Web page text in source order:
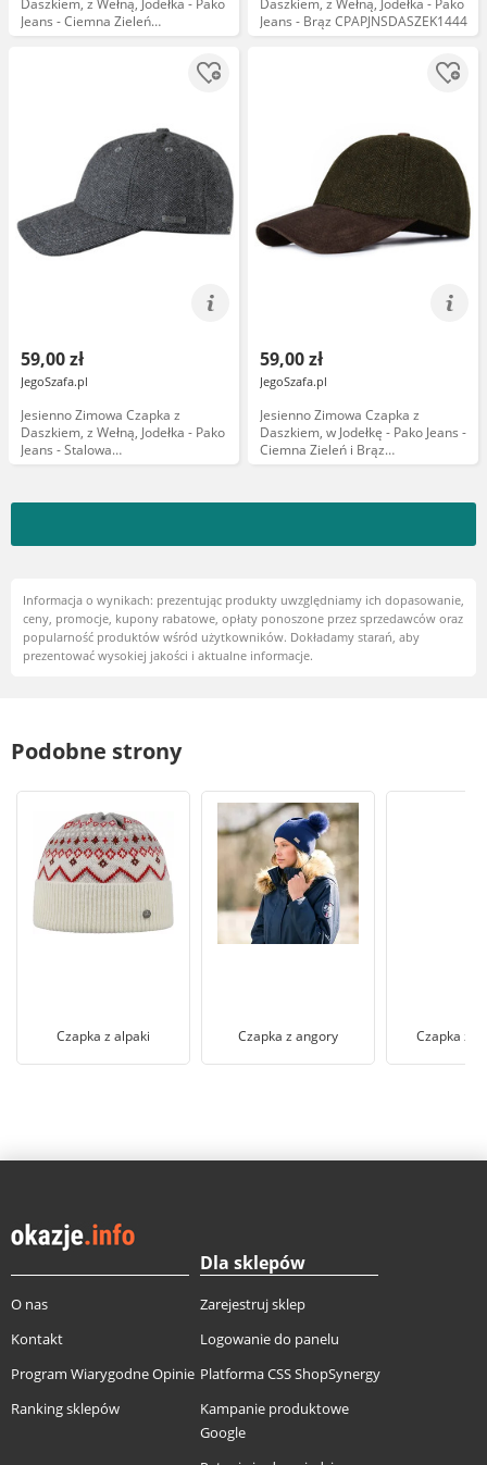
Daszkiem, z Wełną, Jodełka - Pako
Jeans - Ciemna Zieleń
CPAPJNSDASZEK1442
Daszkiem, z Wełną, Jodełka - Pako
Jeans - Brąz CPAPJNSDASZEK1444
59,00 zł
JegoSzafa.pl
Jesienno Zimowa Czapka z
Daszkiem, z Wełną, Jodełka - Pako
Jeans - Stalowa
CPAPJNSDASZEK1441
59,00 zł
JegoSzafa.pl
Jesienno Zimowa Czapka z
Daszkiem, w Jodełkę - Pako Jeans -
Ciemna Zieleń i Brąz
CPAPJNSDASZEK1212
Informacja o wynikach: prezentując produkty uwzględniamy ich dopasowanie,
ceny, promocje, kupony rabatowe, opłaty ponoszone przez sprzedawców oraz
popularność produktów wśród użytkowników. Dokładamy starań, aby
prezentować wysokiej jakości i aktualne informacje.
Podobne strony
Czapka z alpaki Czapka z angory Czapka z
O nas
Kontakt
Program Wiarygodne Opinie
Ranking sklepów
Dla sklepów
Zarejestruj sklep
Logowanie do panelu
Platforma CSS ShopSynergy
Kampanie produktowe
Google